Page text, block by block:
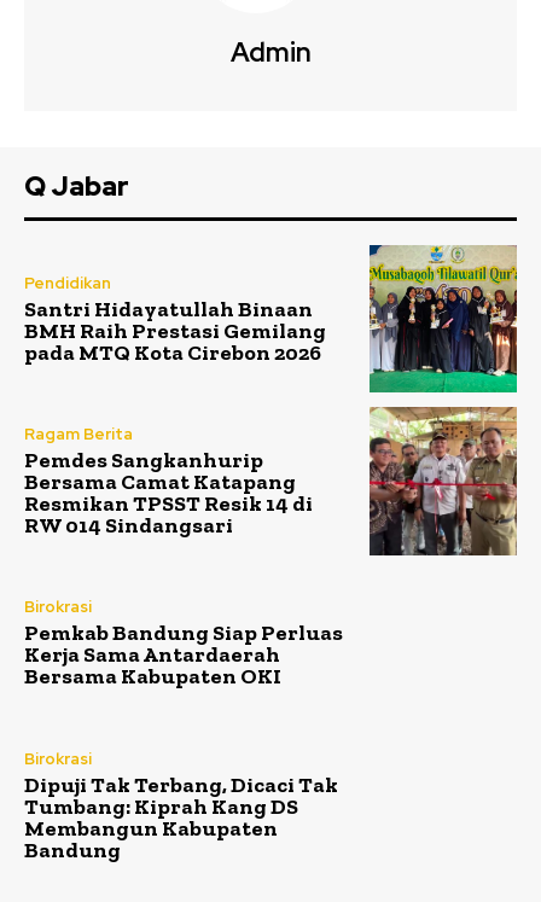
Admin
Q Jabar
Pendidikan
Santri Hidayatullah Binaan
BMH Raih Prestasi Gemilang
pada MTQ Kota Cirebon 2026
Ragam Berita
Pemdes Sangkanhurip
Bersama Camat Katapang
Resmikan TPSST Resik 14 di
RW 014 Sindangsari
Birokrasi
Pemkab Bandung Siap Perluas
Kerja Sama Antardaerah
Bersama Kabupaten OKI
Birokrasi
Dipuji Tak Terbang, Dicaci Tak
Tumbang: Kiprah Kang DS
Membangun Kabupaten
Bandung